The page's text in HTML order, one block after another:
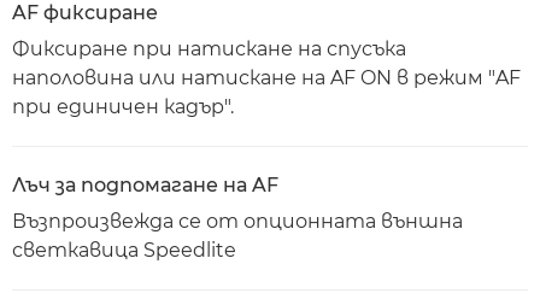
AF фиксиране
Фиксиране при натискане на спусъка
наполовина или натискане на AF ON в режим "AF
при единичен кадър".
Лъч за подпомагане на AF
Възпроизвежда се от опционната външна
светкавица Speedlite